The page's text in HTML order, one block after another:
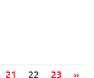
21 22 23 »